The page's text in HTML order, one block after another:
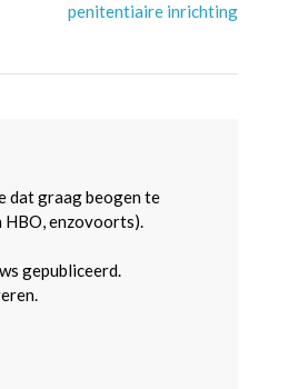
penitentiaire inrichting
dat graag beogen te
HBO, enzovoorts).
gepubliceerd.